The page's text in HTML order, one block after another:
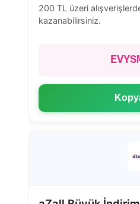
200 TL üzeri
kazanabilirsiniz.